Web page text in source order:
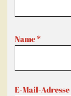
Name*
E-Mail-Adresse